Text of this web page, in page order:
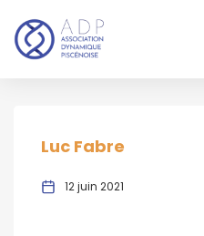
Luc Fabre
12 juin 2021